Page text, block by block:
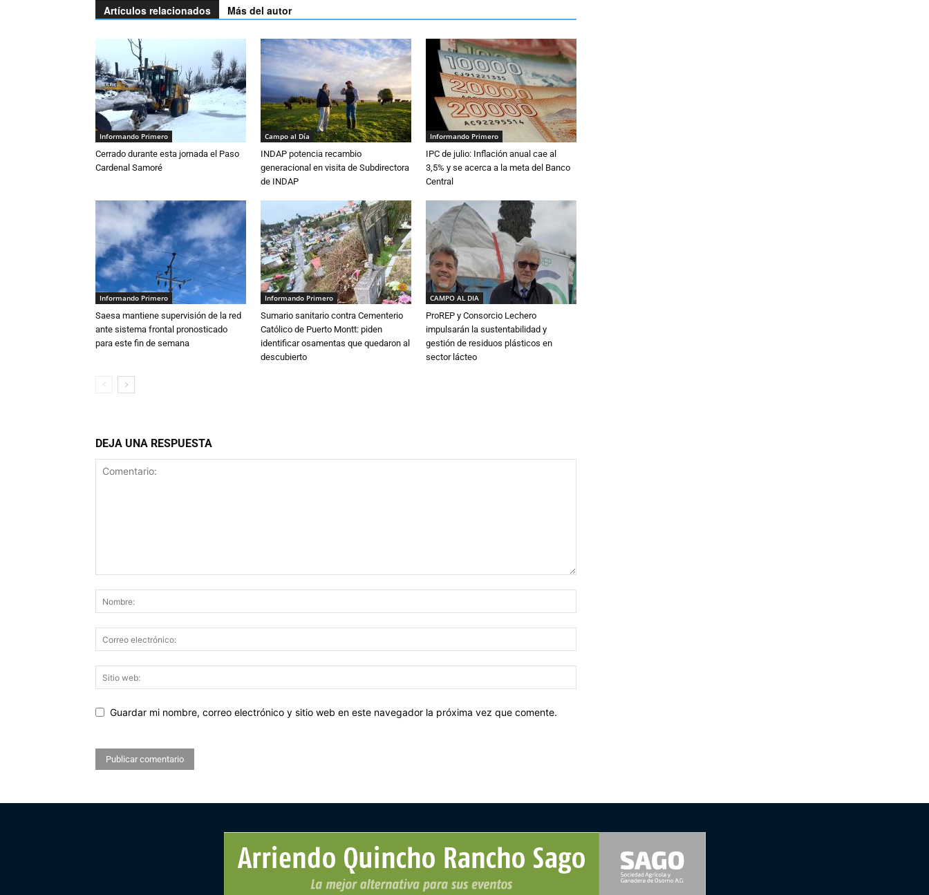
Artículos relacionados Más del autor
Informando Primero
Cerrado durante esta jornada el Paso
Cardenal Samoré
Campo al Día
INDAP potencia recambio
generacional en visita de Subdirectora
de INDAP
Informando Primero
IPC de julio: Inflación anual cae al
3,5% y se acerca a la meta del Banco
Central
Informando Primero
Saesa mantiene supervisión de la red
ante sistema frontal pronosticado
para este fin de semana
Informando Primero
Sumario sanitario contra Cementerio
Católico de Puerto Montt: piden
identificar osamentas que quedaron al
descubierto
CAMPO AL DIA
ProREP y Consorcio Lechero
impulsarán la sustentabilidad y
gestión de residuos plásticos en
sector lácteo
DEJA UNA RESPUESTA
Guardar mi nombre, correo electrónico y sitio web en este navegador la próxima vez que comente.